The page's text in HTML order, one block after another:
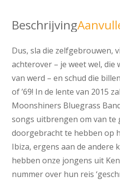
Beschrijving
Dus, sla die zelfgebrouwen,
achterover – je weet wel, die
van werd – en schud die
of ’69! In de lente van 2015
Moonshiners Bluegrass
songs uitbrengen om van te
doorgebracht te hebben op
Ibiza, ergens aan de andere
hebben onze jongens uit
nummer over hun reis